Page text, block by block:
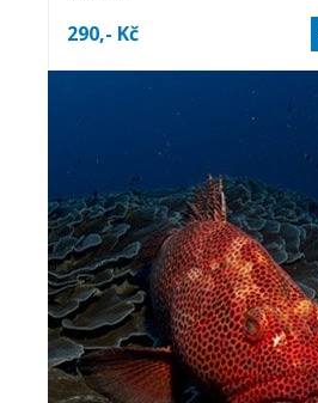
290,- Kč